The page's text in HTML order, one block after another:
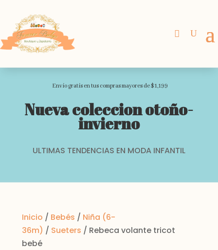
Envio gratis en tus compras mayores de $1,199
Nueva coleccion otoño-
invierno
ULTIMAS TENDENCIAS EN MODA INFANTIL
Inicio / Bebés / Niña (6-
36m) / Sueters / Rebeca volante tricot
bebé